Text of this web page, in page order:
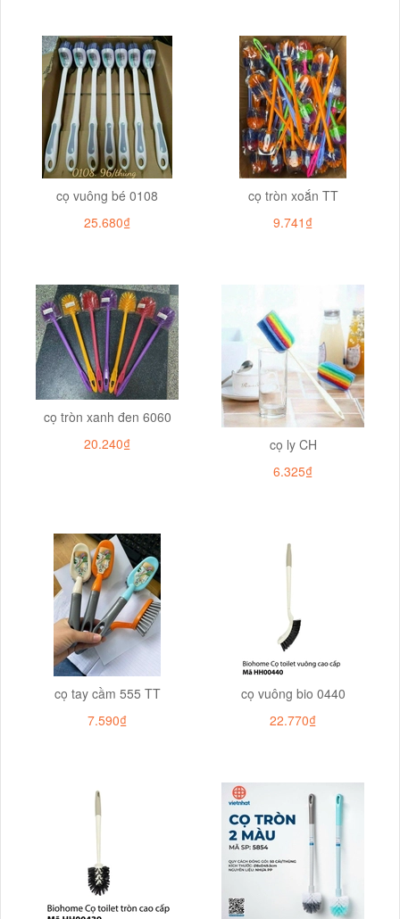
cọ vuông bé 0108
25.680₫
cọ tròn xoắn TT
9.741₫
cọ tròn xanh đen 6060
20.240₫
cọ ly CH
6.325₫
cọ tay cầm 555 TT
7.590₫
cọ vuông bio 0440
22.770₫